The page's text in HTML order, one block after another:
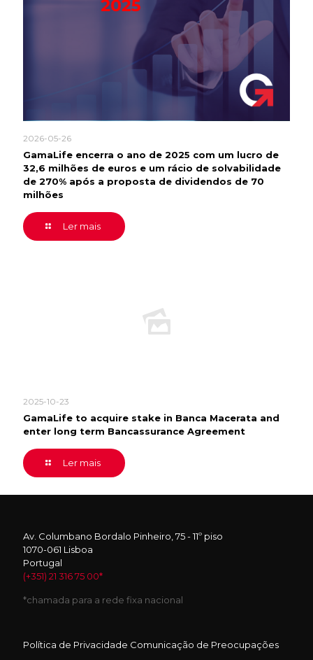
2026-05-26
GamaLife encerra o ano de 2025 com um lucro de
32,6 milhões de euros e um rácio de solvabilidade
de 270% após a proposta de dividendos de 70
milhões
Ler mais
2025-10-23
GamaLife to acquire stake in Banca Macerata and
enter long term Bancassurance Agreement
Ler mais
Av. Columbano Bordalo Pinheiro, 75 - 11º piso
1070-061 Lisboa
Portugal
(+351) 21 316 75 00*
*chamada para a rede fixa nacional
Política de Privacidade Comunicação de Preocupações